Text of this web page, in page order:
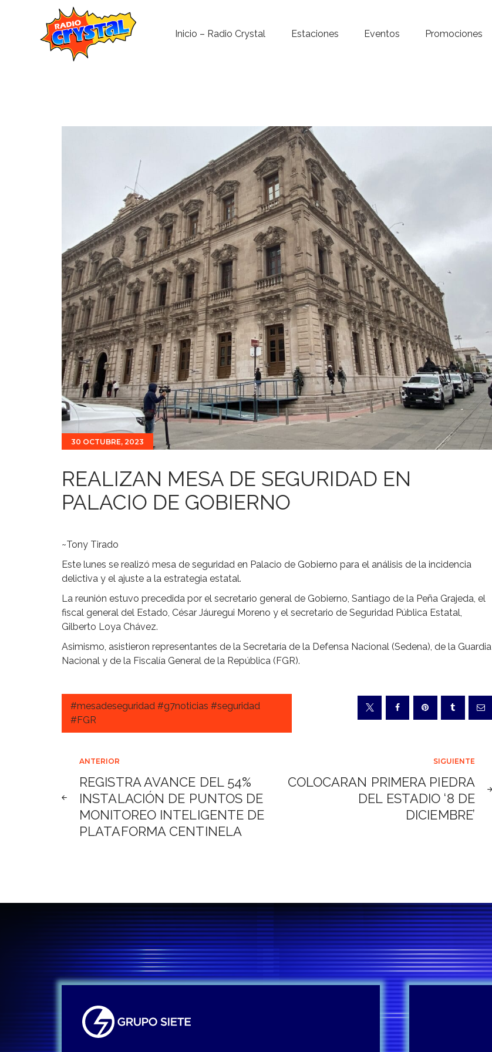
Inicio – Radio Crystal Estaciones Eventos Promociones
Noticias
Para ti
Contacto
30 OCTUBRE, 2023
REALIZAN MESA DE SEGURIDAD EN
PALACIO DE GOBIERNO
~Tony Tirado
Este lunes se realizó mesa de seguridad en Palacio de Gobierno para el análisis de la incidencia
delictiva y el ajuste a la estrategia estatal.
La reunión estuvo precedida por el secretario general de Gobierno, Santiago de la Peña Grajeda, el
fiscal general del Estado, César Jáuregui Moreno y el secretario de Seguridad Pública Estatal,
Gilberto Loya Chávez.
Asimismo, asistieron representantes de la Secretaría de la Defensa Nacional (Sedena), de la Guardia
Nacional y de la Fiscalía General de la República (FGR).
#mesadeseguridad #g7noticias #seguridad
#FGR
Navegación
de
entradas
ANTERIOR
REGISTRA AVANCE DEL 54%
INSTALACIÓN DE PUNTOS DE
MONITOREO INTELIGENTE DE
PLATAFORMA CENTINELA
SIGUIENTE
COLOCARAN PRIMERA PIEDRA
DEL ESTADIO ‘8 DE
DICIEMBRE’